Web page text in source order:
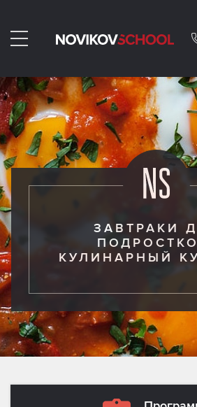
ЗАВТРАКИ
КУЛИНАРНЫЙ